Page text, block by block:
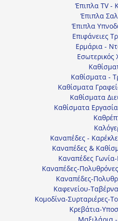
Έπιπλα TV -
Έπιπλα
Έπιπλα
Επιφάνειες
Ερμάρια -
Εσωτερικός
Καθίσματα -
Καθίσματα
Καθίσματα
Καθίσματα
Καναπέδες -
Καναπέδες &
Καναπέδες
Καναπέδες-
Καναπέδες-
Καφενείου-
Κομοδίνα-Συρταριέρες-
Κρεβάτια-